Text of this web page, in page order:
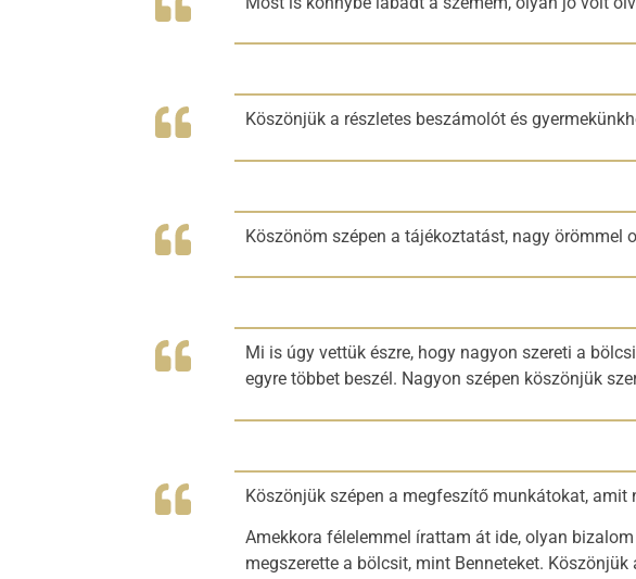
Köszönjük a részletes beszámolót és
Köszönöm szépen a tájékoztatást, nagy örömmel
Mi is úgy vettük észre, hogy nagyon szereti a
egyre többet beszél. Nagyon szépen köszönjük
Köszönjük szépen a megfeszítő munkátokat, amit
Amekkora félelemmel írattam át ide, olyan
megszerette a bölcsit, mint Benneteket.